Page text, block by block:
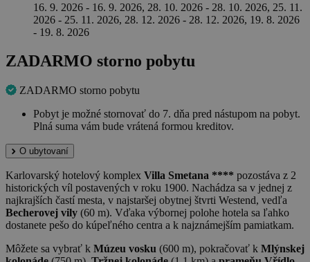
16. 9. 2026 - 16. 9. 2026, 28. 10. 2026 - 28. 10. 2026, 25. 11.
2026 - 25. 11. 2026, 28. 12. 2026 - 28. 12. 2026, 19. 8. 2026
- 19. 8. 2026
ZADARMO storno pobytu
ZADARMO storno pobytu
Pobyt je možné stornovať do 7. dňa pred nástupom na pobyt.
Plná suma vám bude vrátená formou kreditov.
O ubytovaní
Karlovarský hotelový komplex Villa Smetana **** pozostáva z 2
historických víl postavených v roku 1900. Nachádza sa v jednej z
najkrajších častí mesta, v najstaršej obytnej štvrti Westend, vedľa
Becherovej vily (60 m). Vďaka výbornej polohe hotela sa ľahko
dostanete pešo do kúpeľného centra a k najznámejším pamiatkam.
Môžete sa vybrať k Múzeu vosku (600 m), pokračovať k Mlýnskej